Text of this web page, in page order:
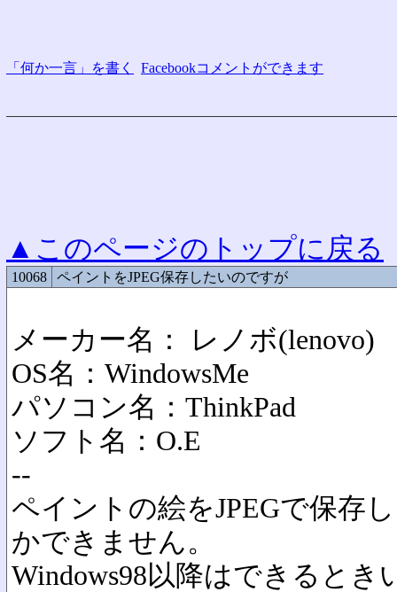
「何か一言」を書く Facebookコメントができます
▲このページのトップに戻る
10068 ペイントをJPEG保存したいのですが
メーカー名： レノボ
OS名：WindowsMe
パソコン名：ThinkPad
ソフト名：O.E
--
ペイントの絵をJPEGで保存
かできません。
Windows98以降はできると